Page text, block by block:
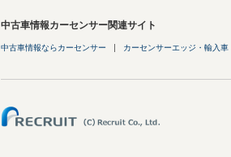
中古車情報カーセンサー関連サイト
中古車情報ならカーセンサー カーセンサーエッジ・輸入車